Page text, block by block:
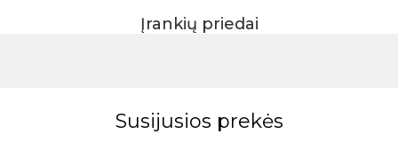
Įrankių priedai
Susijusios prekės